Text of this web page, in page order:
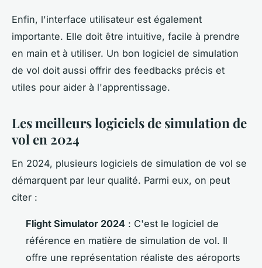
Enfin, l'interface utilisateur est également
importante. Elle doit être intuitive, facile à prendre
en main et à utiliser. Un bon logiciel de simulation
de vol doit aussi offrir des feedbacks précis et
utiles pour aider à l'apprentissage.
Les meilleurs logiciels de simulation de
vol en 2024
En 2024, plusieurs logiciels de simulation de vol se
démarquent par leur qualité. Parmi eux, on peut
citer :
Flight Simulator 2024 : C'est le logiciel de
référence en matière de simulation de vol. Il
offre une représentation réaliste des aéroports